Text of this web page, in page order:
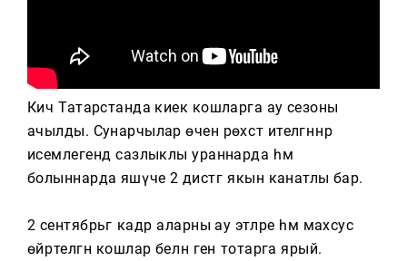
Кичә Татарстанда киек кошларга ау сезоны
ачылды. Сунарчылар өчен рөхсәт ителгәннәр
исемлегендә сазлыклы ураннарда һәм
болыннарда яшәүче 2 дистәгә якын канатлы бар.
2 сентябрьгә кадәр аларны ау этләре һәм махсус
өйрәтелгән кошлар белән генә тотарга ярый.